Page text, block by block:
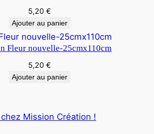
5,20 €
Ajouter au panier
Fleur nouvelle-25cmx110cm
5,20 €
Ajouter au panier